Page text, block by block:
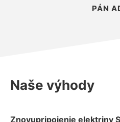
PÁN
Naše výhody
Znovupripojenie elektriny